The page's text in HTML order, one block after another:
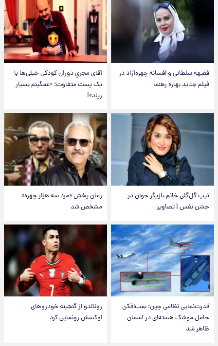
فقیهه سلطانی و افسانه چهره‌آزاد در
فیلم جدید بهاره رهنما
آقای مجریِ دوران کودکی خیلی‌ها با
یک پست متفاوت؛ «غمگینم بسیار
زیاد»!
تیپ گل‌گلی خانم بازیگر جوان در
جشن نفس | تصاویر
زمان پخش «مرد سه هزار چهره»
مشخص شد
قدرت‌نمایی نظامی چین؛ بمب‌افکن
حامل موشک هسته‌ای در آسمان
ظاهر شد
رونالدو از گنجینه خودروهای
لوکسش رونمایی کرد